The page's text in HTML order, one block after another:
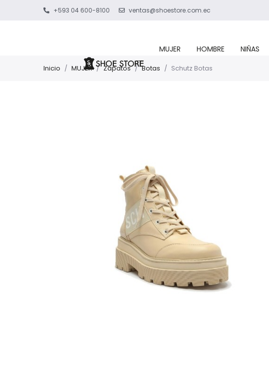
+593 04 600-8100 ventas@shoestore.com.ec
MUJER HOMBRE NIÑAS
Inicio / MUJER / Zapatos / Botas / Schutz Botas